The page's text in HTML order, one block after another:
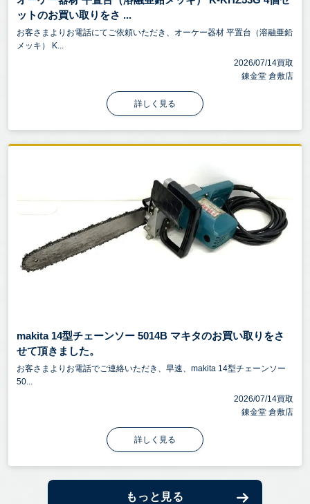
ットのお買い取りをさ ...
お客さまよりお電話にてご依頼いただき、オーケー器材 平置台（溶融亜鉛
メッキ） K...
2026/07/14買取
錬金堂 倉敷店
詳しく見る
makita 14型チェーンソー 5014B マキタのお買い取りをさ
せて頂きました。
お客さまよりお電話でご連絡いただき、早速、makita 14型チェーンソー
50...
2026/07/14買取
錬金堂 倉敷店
詳しく見る
もっと見る